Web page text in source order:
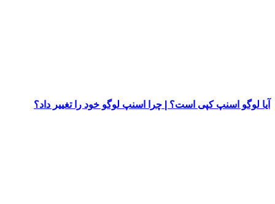
آیا لوگو اسنپ کپی است؟ | چرا اسنپ لوگو خود را تغییر داد؟